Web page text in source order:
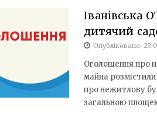
Іванівська
дитячий
Опубліковано:
Оголошення про
майна розмістили
про нежитлову
загальною